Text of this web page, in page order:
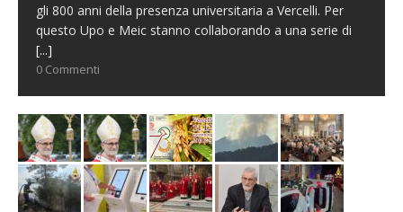
gli 800 anni della presenza universitaria a Vercelli. Per
questo Upo e Meic stanno collaborando a una serie di
[...]
0 Commenti